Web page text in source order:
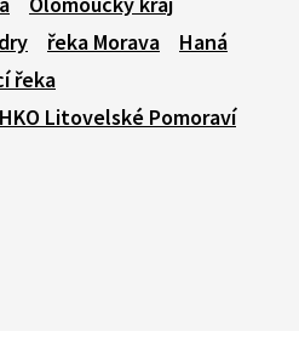
řeka Morava
Haná
řeka
Litovelské Pomoraví